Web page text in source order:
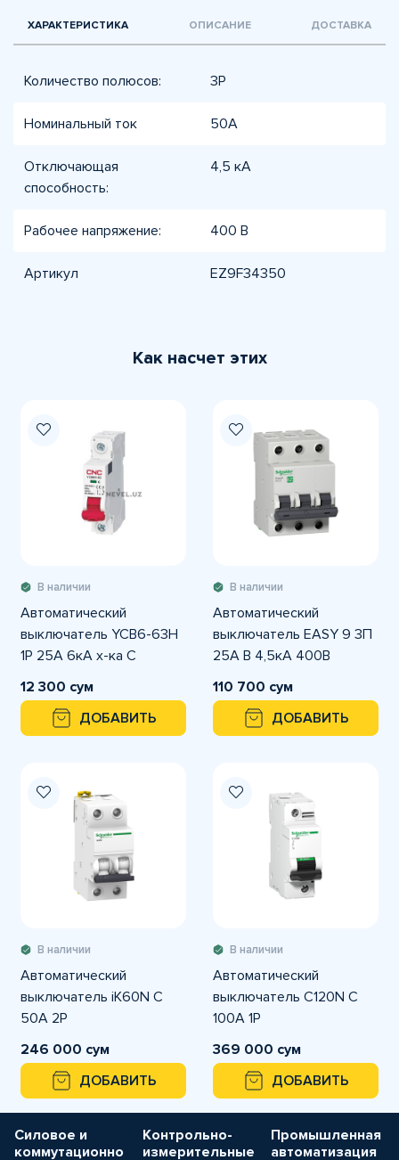
ХАРАКТЕРИСТИКА ОПИСАНИЕ ДОСТАВКА
Количество полюсов: 3P
Номинальный ток 50А
Отключающая
способность:
4,5 кА
Рабочее напряжение: 400 В
Артикул EZ9F34350
Как насчет этих
В наличии
Автоматический
выключатель YCB6-63H
1P 25A 6кА х-ка С
12 300 сум
ДОБАВИТЬ
В наличии
Автоматический
выключатель EASY 9 3П
25A B 4,5кА 400В
110 700 сум
ДОБАВИТЬ
В наличии
Автоматический
выключатель iK60N C
50A 2P
246 000 сум
ДОБАВИТЬ
В наличии
Автоматический
выключатель C120N C
100A 1P
369 000 сум
ДОБАВИТЬ
Силовое и
коммутационно
Контрольно-
измерительные
Промышленная
автоматизация